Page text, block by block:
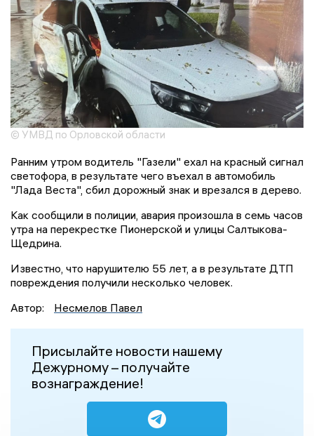
© УМВД по Орловской области
Ранним утром водитель "Газели" ехал на красный сигнал
светофора, в результате чего въехал в автомобиль
"Лада Веста", сбил дорожный знак и врезался в дерево.
Как сообщили в полиции, авария произошла в семь часов
утра на перекрестке Пионерской и улицы Салтыкова-
Щедрина.
Известно, что нарушителю 55 лет, а в результате ДТП
повреждения получили несколько человек.
Автор:
Несмелов Павел
Присылайте новости нашему
Дежурному – получайте
вознаграждение!